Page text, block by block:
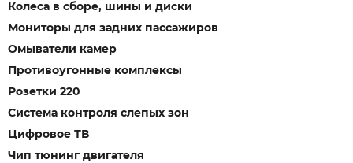
Колеса в сборе, шины и диски
Мониторы для задних пассажиров
Омыватели камер
Противоугонные комплексы
Розетки 220
Система контроля слепых зон
Цифровое ТВ
Чип тюнинг двигателя